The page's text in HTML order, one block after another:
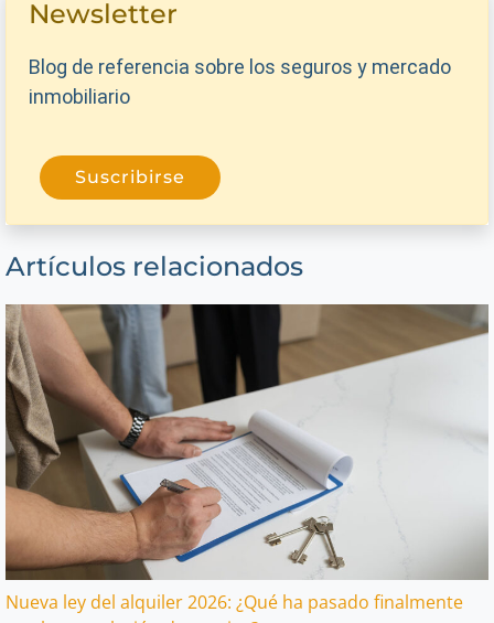
Newsletter
Blog de referencia sobre los seguros y mercado
inmobiliario
Suscribirse
Artículos relacionados
Nueva ley del alquiler 2026: ¿Qué ha pasado finalmente